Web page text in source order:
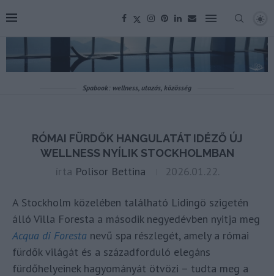
Spabook: wellness, utazás, közösség
RÓMAI FÜRDŐK HANGULATÁT IDÉZŐ ÚJ
WELLNESS NYÍLIK STOCKHOLMBAN
írta Polisor Bettina 2026.01.22.
A Stockholm közelében található Lidingö szigetén
álló Villa Foresta a második negyedévben nyitja meg
Acqua di Foresta nevű spa részlegét, amely a római
fürdők világát és a századforduló elegáns
fürdőhelyeinek hagyományát ötvözi – tudta meg a